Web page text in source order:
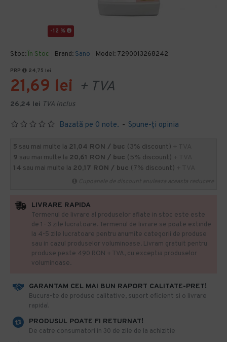
-12 %
Stoc: În Stoc Brand: Sano Model: 7290013268242
Bazată pe 0 note. - Spune-ţi opinia
PRP 24,75 lei
21,69 lei + TVA
26,24 lei TVA inclus
5 sau mai multe la 21,04 RON / buc (3% discount)
9 sau mai multe la 20,61 RON / buc (5% discount)
14 sau mai multe la 20,17 RON / buc (7% discount)
GARANTAM CEL MAI BUN RAPORT CALITATE-PRET!
​Bucura-te de produse calitative, suport eficient si o livrare
rapida!
PRODUSUL POATE FI RETURNAT!
De catre consumatori in 30 de zile de la achizitie
LIVRARE RAPIDA
Termenul de livrare al produselor aflate in stoc este este
de 1- 3 zile lucratoare. Termenul de livrare se poate extinde
la 4-5 zile lucratoare pentru anumite categorii de produse
sau in cazul produselor voluminoase. Livram gratuit pentru
produse peste 490 RON + TVA, cu exceptia produselor
voluminoase.